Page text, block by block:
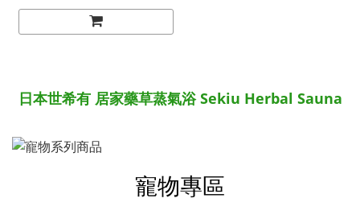
日本世希有 居家藥草蒸氣浴 Sekiu Herbal Sauna
寵物專區